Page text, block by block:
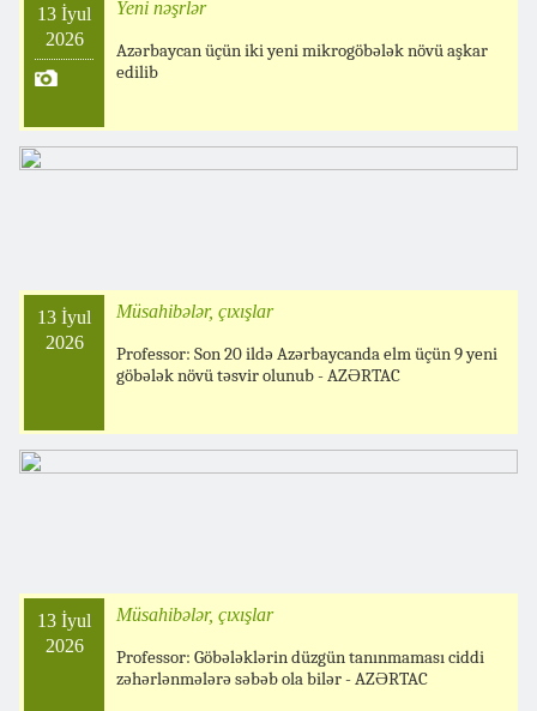
13 İyul
2026
Yeni nəşrlər
Azərbaycan üçün iki yeni mikrogöbələk növü aşkar
edilib
13 İyul
2026
Müsahibələr, çıxışlar
Professor: Son 20 ildə Azərbaycanda elm üçün 9 yeni
göbələk növü təsvir olunub - AZƏRTAC
13 İyul
2026
Müsahibələr, çıxışlar
Professor: Göbələklərin düzgün tanınmaması ciddi
zəhərlənmələrə səbəb ola bilər - AZƏRTAC